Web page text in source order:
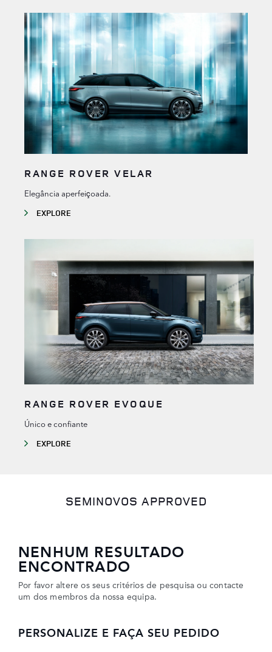
RANGE ROVER VELAR
Elegância aperfeiçoada.
EXPLORE
RANGE ROVER EVOQUE
Único e confiante
EXPLORE
SEMINOVOS APPROVED
NENHUM RESULTADO
ENCONTRADO
Por favor altere os seus critérios de pesquisa ou contacte
um dos membros da nossa equipa.
PERSONALIZE E FAÇA SEU PEDIDO